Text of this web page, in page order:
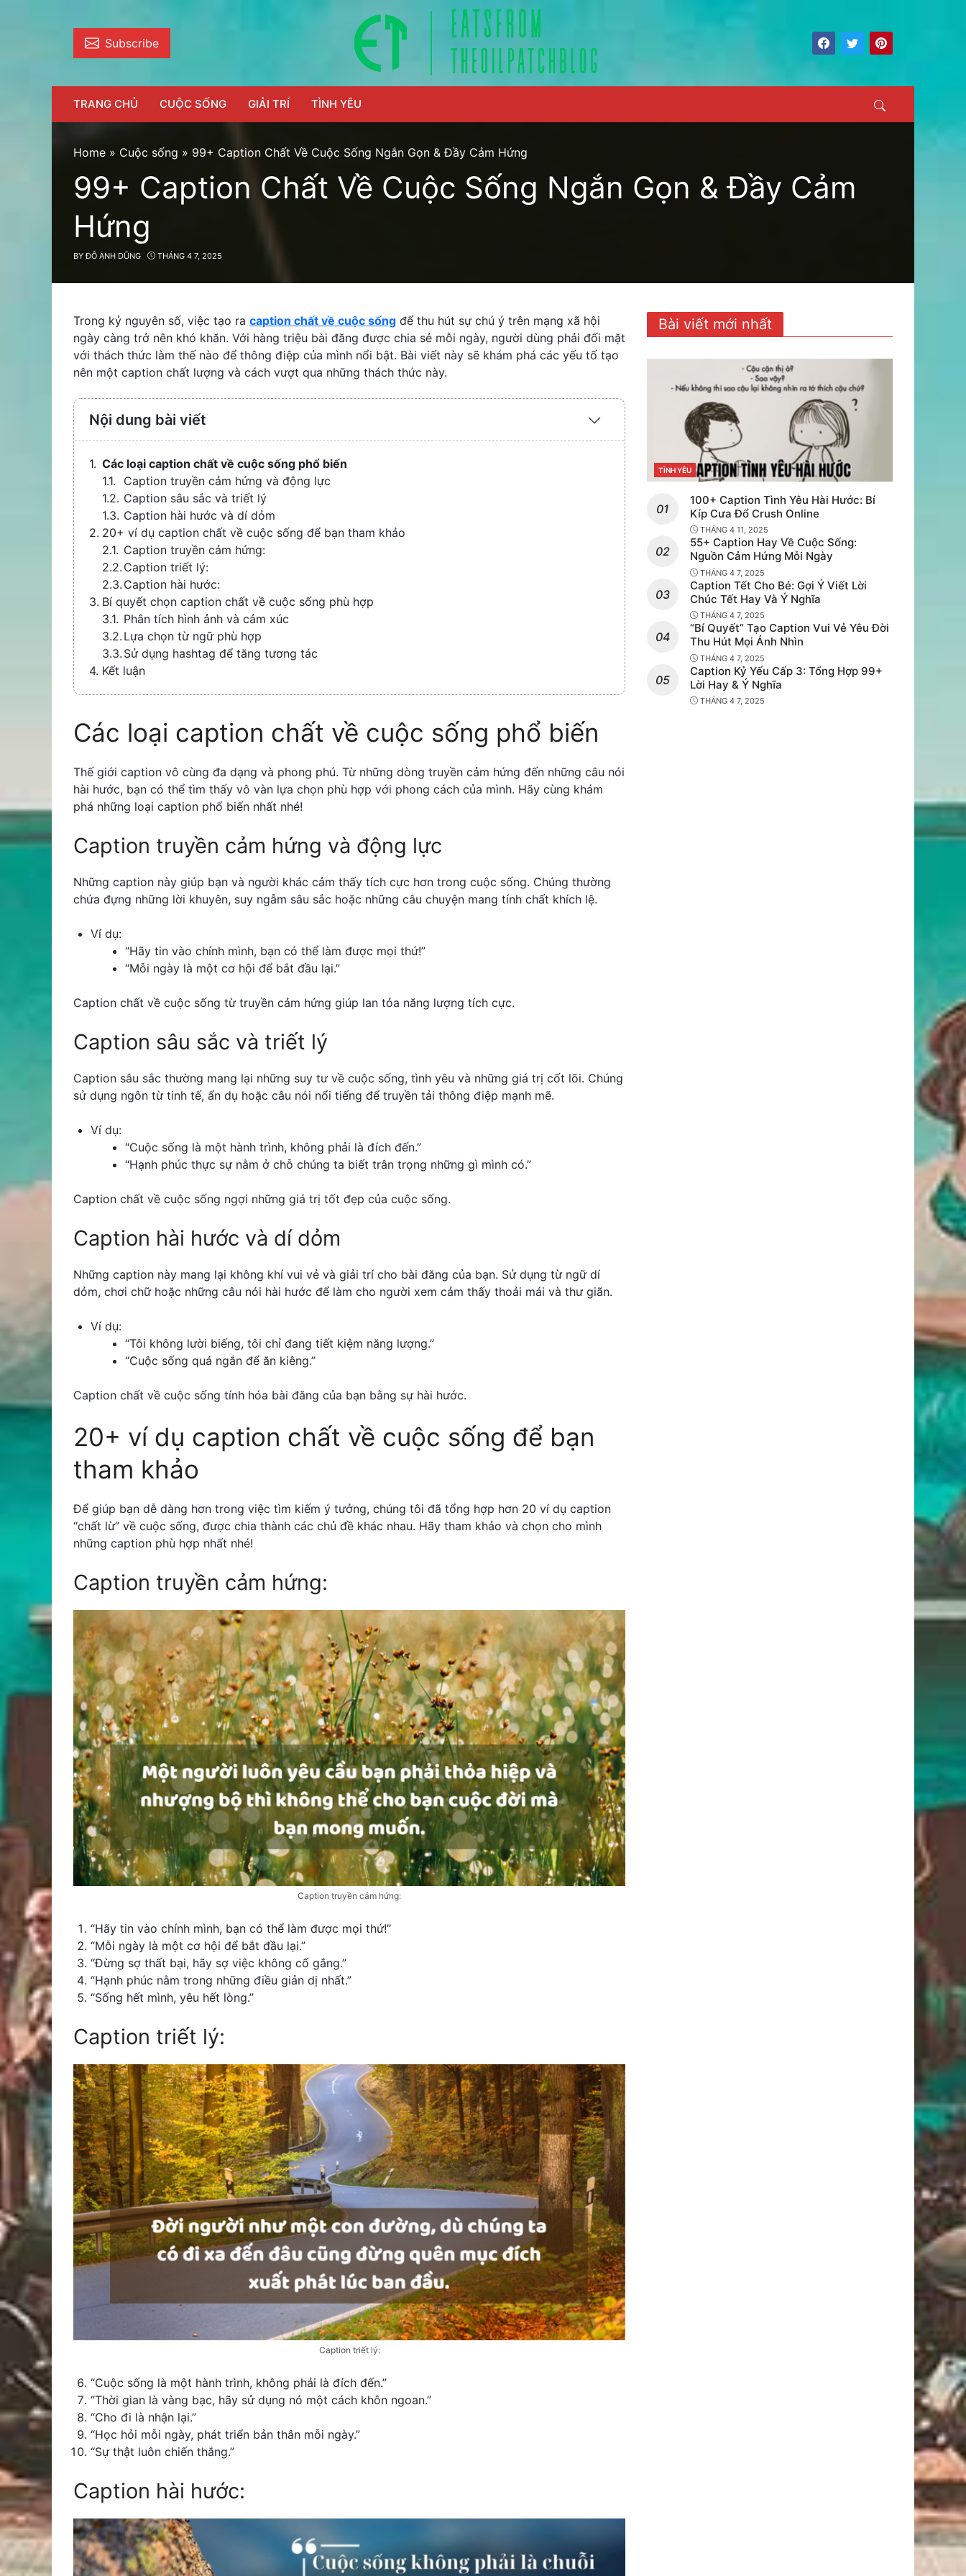
content
Subscribe
TRANG CHỦ CUỘC SỐNG GIẢI TRÍ TÌNH YÊU Search
Home » Cuộc sống » 99+ Caption Chất Về Cuộc Sống Ngắn Gọn & Đầy Cảm Hứng
99+ Caption Chất Về Cuộc Sống Ngắn Gọn & Đầy Cảm
Hứng
BYĐỖ ANH DŨNG THÁNG 4 7, 2025
Trong kỷ nguyên số, việc tạo ra caption chất về cuộc sống để thu hút sự chú ý trên mạng xã hội
ngày càng trở nên khó khăn. Với hàng triệu bài đăng được chia sẻ mỗi ngày, người dùng phải đối mặt
với thách thức làm thế nào để thông điệp của mình nổi bật. Bài viết này sẽ khám phá các yếu tố tạo
nên một caption chất lượng và cách vượt qua những thách thức này.
Nội dung bài viết
Expand
Collapse
Các loại caption chất về cuộc sống phổ biến
Caption truyền cảm hứng và động lực
Caption sâu sắc và triết lý
Caption hài hước và dí dỏm
20+ ví dụ caption chất về cuộc sống để bạn tham khảo
Caption truyền cảm hứng:
Caption triết lý:
Caption hài hước:
Bí quyết chọn caption chất về cuộc sống phù hợp
Phân tích hình ảnh và cảm xúc
Lựa chọn từ ngữ phù hợp
Sử dụng hashtag để tăng tương tác
Kết luận
Các loại caption chất về cuộc sống phổ biến
Thế giới caption vô cùng đa dạng và phong phú. Từ những dòng truyền cảm hứng đến những câu nói
hài hước, bạn có thể tìm thấy vô vàn lựa chọn phù hợp với phong cách của mình. Hãy cùng khám
phá những loại caption phổ biến nhất nhé!
Caption truyền cảm hứng và động lực
Những caption này giúp bạn và người khác cảm thấy tích cực hơn trong cuộc sống. Chúng thường
chứa đựng những lời khuyên, suy ngẫm sâu sắc hoặc những câu chuyện mang tính chất khích lệ.
Ví dụ:
“Hãy tin vào chính mình, bạn có thể làm được mọi thứ!”
“Mỗi ngày là một cơ hội để bắt đầu lại.”
Caption chất về cuộc sống từ truyền cảm hứng giúp lan tỏa năng lượng tích cực.
Caption sâu sắc và triết lý
Caption sâu sắc thường mang lại những suy tư về cuộc sống, tình yêu và những giá trị cốt lõi. Chúng
sử dụng ngôn từ tinh tế, ẩn dụ hoặc câu nói nổi tiếng để truyền tải thông điệp mạnh mẽ.
Ví dụ:
“Cuộc sống là một hành trình, không phải là đích đến.”
“Hạnh phúc thực sự nằm ở chỗ chúng ta biết trân trọng những gì mình có.”
Caption chất về cuộc sống ngợi những giá trị tốt đẹp của cuộc sống.
Caption hài hước và dí dỏm
Những caption này mang lại không khí vui vẻ và giải trí cho bài đăng của bạn. Sử dụng từ ngữ dí
dỏm, chơi chữ hoặc những câu nói hài hước để làm cho người xem cảm thấy thoải mái và thư giãn.
Ví dụ:
“Tôi không lười biếng, tôi chỉ đang tiết kiệm năng lượng.”
“Cuộc sống quá ngắn để ăn kiêng.”
Caption chất về cuộc sống tính hóa bài đăng của bạn bằng sự hài hước.
20+ ví dụ caption chất về cuộc sống để bạn
tham khảo
Để giúp bạn dễ dàng hơn trong việc tìm kiếm ý tưởng, chúng tôi đã tổng hợp hơn 20 ví dụ caption
“chất lừ” về cuộc sống, được chia thành các chủ đề khác nhau. Hãy tham khảo và chọn cho mình
những caption phù hợp nhất nhé!
Caption truyền cảm hứng:
Caption truyền cảm hứng:
“Hãy tin vào chính mình, bạn có thể làm được mọi thứ!”
“Mỗi ngày là một cơ hội để bắt đầu lại.”
“Đừng sợ thất bại, hãy sợ việc không cố gắng.”
“Hạnh phúc nằm trong những điều giản dị nhất.”
“Sống hết mình, yêu hết lòng.”
Caption triết lý:
Caption triết lý:
“Cuộc sống là một hành trình, không phải là đích đến.”
“Thời gian là vàng bạc, hãy sử dụng nó một cách khôn ngoan.”
“Cho đi là nhận lại.”
“Học hỏi mỗi ngày, phát triển bản thân mỗi ngày.”
“Sự thật luôn chiến thắng.”
Caption hài hước:
Bài viết mới nhất
CATEGORIES
TÌNH YÊU
100+ Caption Tình Yêu Hài Hước: Bí
Kíp Cưa Đổ Crush Online
THÁNG 4 11, 2025
55+ Caption Hay Về Cuộc Sống:
Nguồn Cảm Hứng Mỗi Ngày
THÁNG 4 7, 2025
Caption Tết Cho Bé: Gợi Ý Viết Lời
Chúc Tết Hay Và Ý Nghĩa
THÁNG 4 7, 2025
“Bí Quyết” Tạo Caption Vui Vẻ Yêu Đời
Thu Hút Mọi Ánh Nhìn
THÁNG 4 7, 2025
Caption Kỷ Yếu Cấp 3: Tổng Hợp 99+
Lời Hay & Ý Nghĩa
THÁNG 4 7, 2025